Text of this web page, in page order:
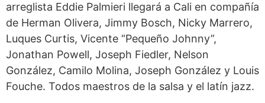
arreglista Eddie Palmieri llegará a Cali en compañía
de Herman Olivera, Jimmy Bosch, Nicky Marrero,
Luques Curtis, Vicente “Pequeño Johnny”,
Jonathan Powell, Joseph Fiedler, Nelson
González, Camilo Molina, Joseph González y Louis
Fouche. Todos maestros de la salsa y el latín jazz.